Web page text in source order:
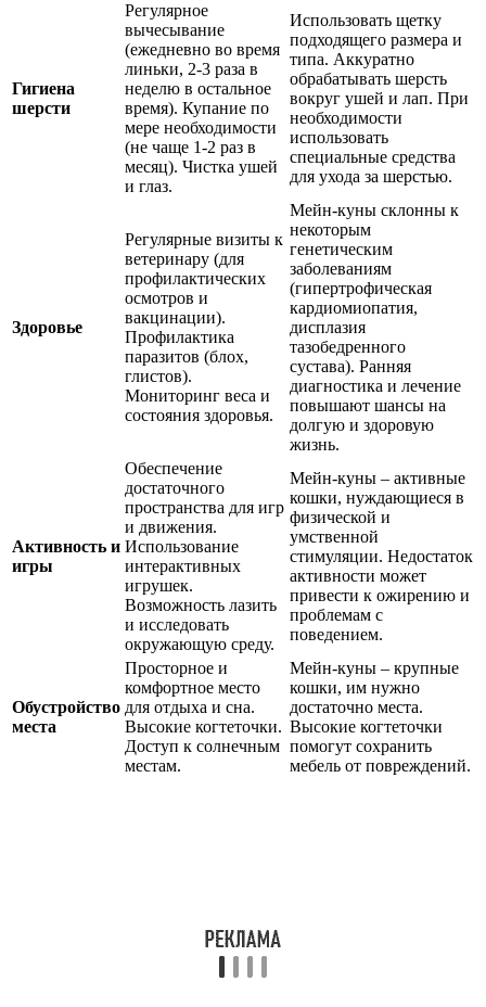
Гигиена
шерсти
Регулярное
вычесывание
(ежедневно во время
линьки, 2-3 раза в
неделю в остальное
время). Купание по
мере необходимости
(не чаще 1-2 раз в
месяц). Чистка ушей
и глаз.
Использовать щетку
подходящего размера и
типа. Аккуратно
обрабатывать шерсть
вокруг ушей и лап. При
необходимости
использовать
специальные средства
для ухода за шерстью.
Здоровье
Регулярные визиты к
ветеринару (для
профилактических
осмотров и
вакцинации).
Профилактика
паразитов (блох,
глистов).
Мониторинг веса и
состояния здоровья.
Мейн-куны склонны к
некоторым
генетическим
заболеваниям
(гипертрофическая
кардиомиопатия,
дисплазия
тазобедренного
сустава). Ранняя
диагностика и лечение
повышают шансы на
долгую и здоровую
жизнь.
Активность и
игры
Обеспечение
достаточного
пространства для игр
и движения.
Использование
интерактивных
игрушек.
Возможность лазить
и исследовать
окружающую среду.
Мейн-куны – активные
кошки, нуждающиеся в
физической и
умственной
стимуляции. Недостаток
активности может
привести к ожирению и
проблемам с
поведением.
Обустройство
места
Просторное и
комфортное место
для отдыха и сна.
Высокие когтеточки.
Доступ к солнечным
местам.
Мейн-куны – крупные
кошки, им нужно
достаточно места.
Высокие когтеточки
помогут сохранить
мебель от повреждений.